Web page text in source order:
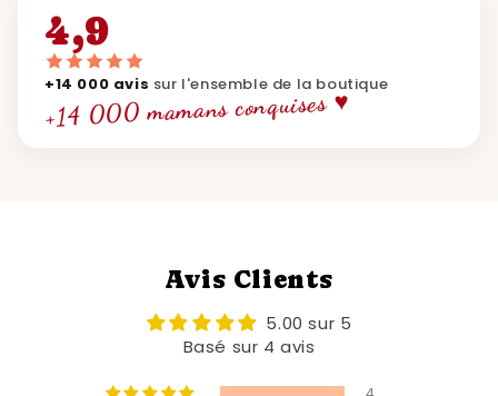
4,9
+14 000 avis sur l'ensemble de la boutique
+14 000 mamans conquises ♥
Avis Clients
5.00 sur 5
Basé sur 4 avis